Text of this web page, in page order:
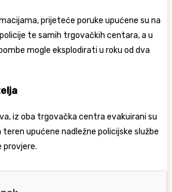
prijeteće poruke upućene su na
te samih trgovačkih centara, a u
mogle eksplodirati u roku od dva
iz oba trgovačka centra evakuirani su
teren upućene nadležne policijske službe
provjere.